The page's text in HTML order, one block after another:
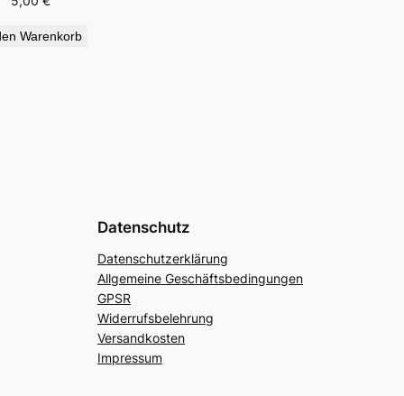
Warenkorb
Datenschutz
Datenschutzerklärung
Allgemeine Geschäftsbedingungen
GPSR
Widerrufsbelehrung
Versandkosten
Impressum